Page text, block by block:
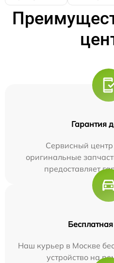
Гарантия
Сервисный
оригинальные
предоставляет
Наш курьер в Москве
устройство на